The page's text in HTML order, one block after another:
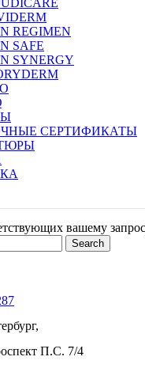
REGIMEN
SAFE
SYNERGY
СЕРТИФИКАТЫ
вашему
Search
П.С. 7/4